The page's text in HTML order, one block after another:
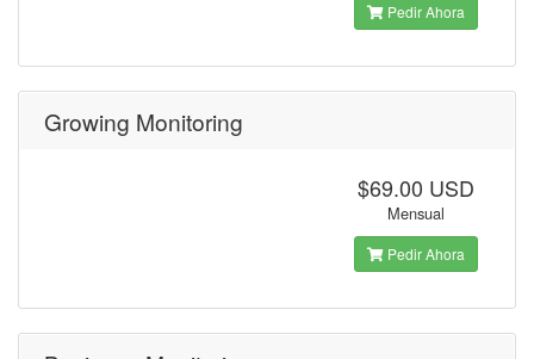
Pedir Ahora
Growing Monitoring
$69.00 USD
Mensual
Pedir Ahora